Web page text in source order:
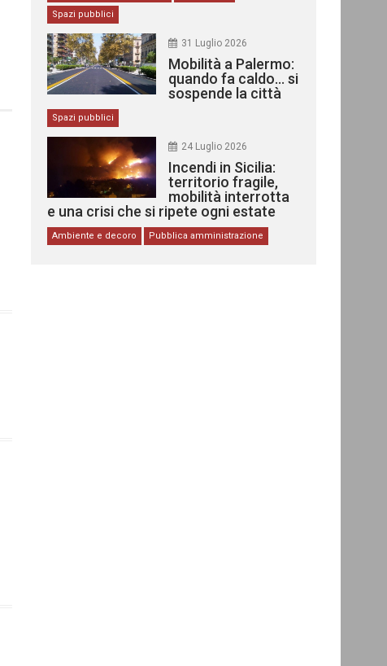
Spazi pubblici
31 Luglio 2026
Mobilità a Palermo:
quando fa caldo… si
sospende la città
Spazi pubblici
24 Luglio 2026
Incendi in Sicilia:
territorio fragile,
mobilità interrotta
e una crisi che si ripete ogni estate
Ambiente e decoro Pubblica amministrazione